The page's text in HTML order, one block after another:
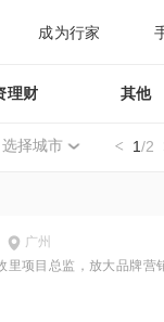
成为行家
理财 其他
选择城市 1/2
广州
里项目总监，放大品牌营